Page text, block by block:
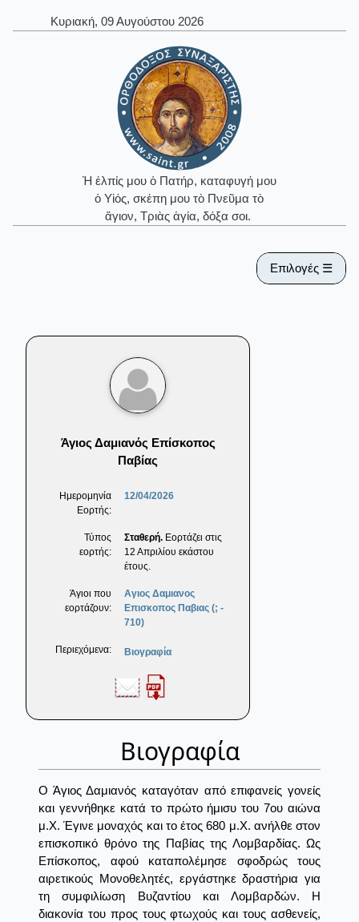
Κυριακή, 09 Αυγούστου 2026
Ἡ ἐλπίς μου ὁ Πατήρ, καταφυγή μου
ὁ Υἱός, σκέπη μου τὸ Πνεῦμα τὸ
ἅγιον, Τριὰς ἁγία, δόξα σοι.
Επιλογές ☰
Άγιος Δαμιανός Επίσκοπος
Παβίας
Ημερομηνία
Εορτής:
12/04/2026
Τύπος
εορτής:
Σταθερή. Εορτάζει στις
12 Απριλίου εκάστου
έτους.
Άγιοι που
εορτάζουν:
Αγιος Δαμιανος
Επισκοπος Παβιας (; -
710)
Περιεχόμενα: Βιογραφία
Βιογραφία
Ο Άγιος Δαμιανός καταγόταν από επιφανείς γονείς
και γεννήθηκε κατά το πρώτο ήμισυ του 7ου αιώνα
μ.Χ. Έγινε μοναχός και το έτος 680 μ.Χ. ανήλθε στον
επισκοπικό θρόνο της Παβίας της Λομβαρδίας. Ως
Επίσκοπος, αφού καταπολέμησε σφοδρώς τους
αιρετικούς Μονοθελητές, εργάστηκε δραστήρια για
τη συμφιλίωση Βυζαντίου και Λομβαρδών. Η
διακονία του προς τους φτωχούς και τους ασθενείς,